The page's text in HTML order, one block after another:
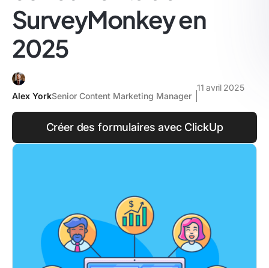
SurveyMonkey en
2025
Alex YorkSenior Content Marketing Manager
11 avril 2025
Créer des formulaires avec ClickUp